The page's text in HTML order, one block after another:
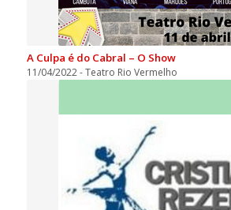
A Culpa é do Cabral – O Show
11/04/2022 - Teatro Rio Vermelho